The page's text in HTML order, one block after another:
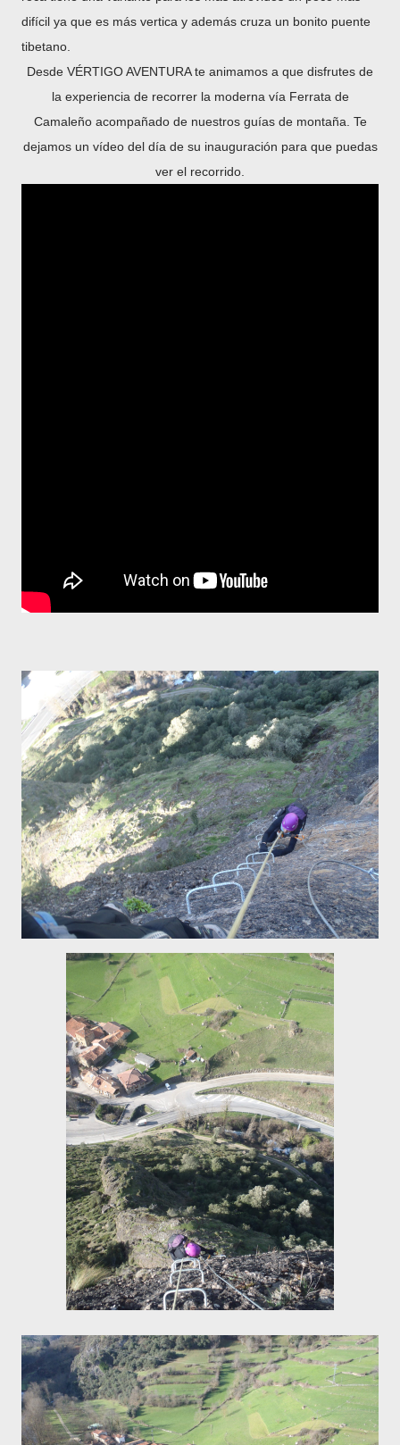
difícil ya que es más vertica y además cruza un bonito puente
tibetano.
Desde VÉRTIGO AVENTURA te animamos a que disfrutes de
la experiencia de recorrer la moderna vía Ferrata de
Camaleño acompañado de nuestros guías de montaña. Te
dejamos un vídeo del día de su inauguración para que puedas
ver el recorrido.